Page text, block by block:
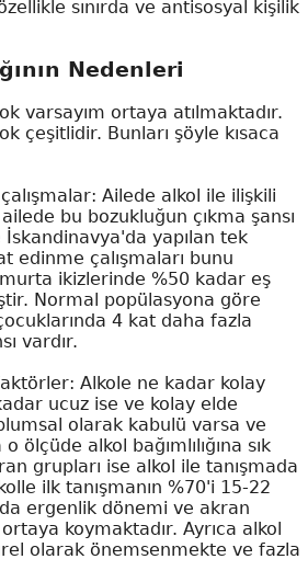
sınırda ve antisosyal kişilik
Nedenleri
varsayım ortaya atılmaktadır.
çeşitlidir. Bunları şöyle kısaca
Ailede alkol ile ilişkili
bu bozukluğun çıkma şansı
yapılan tek
edinme çalışmaları bunu
ikizlerinde %50 kadar eş
Normal popülasyona göre
4 kat daha fazla
vardır.
Alkole ne kadar kolay
ucuz ise ve kolay elde
olarak kabulü varsa ve
ölçüde alkol bağımlılığına sık
grupları ise alkol ile tanışmada
ilk tanışmanın %70'i 15-22
da ergenlik dönemi ve akran
koymaktadır. Ayrıca alkol
olarak önemsenmekte ve fazla